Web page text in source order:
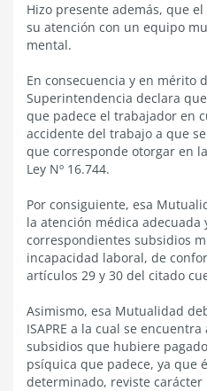
Hizo presente además, que
su atención con un equipo
mental.
En consecuencia y en mérito
Superintendencia declara
que padece el trabajador en
accidente del trabajo a que
que corresponde otorgar en
Ley Nº 16.744.
Por consiguiente, esa
la atención médica adecuada
correspondientes subsidios
incapacidad laboral, de
artículos 29 y 30 del citado
Asimismo, esa Mutualidad
ISAPRE a la cual se
subsidios que hubiere
psíquica que padece, ya que
determinado, reviste carácter